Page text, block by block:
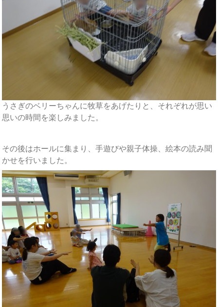
うさぎのベリーちゃんに牧草をあげたりと、それぞれが思い
思いの時間を楽しみました。
その後はホールに集まり、手遊びや親子体操、絵本の読み聞
かせを行いました。